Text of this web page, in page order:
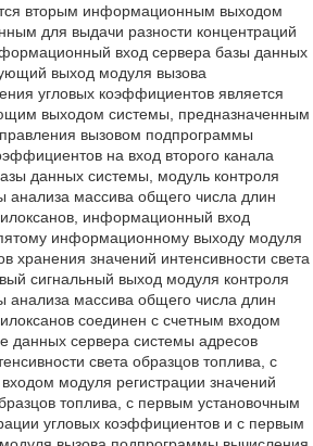
вторым информационным выходом
для выдачи разности концентраций
вход сервера базы данных
выход модуля вызова
угловых коэффициентов является
выходом системы, предназначенным
вызовом подпрограммы
на вход второго канала
данных системы, модуль контроля
анализа массива общего числа длин
информационный вход
информационному выходу модуля
хранения значений интенсивности света
сигнальный выход модуля контроля
анализа массива общего числа длин
соединен с счетным входом
данных сервера системы адресов
света образцов топлива, с
модуля регистрации значений
топлива, с первым установочным
угловых коэффициентов и с первым